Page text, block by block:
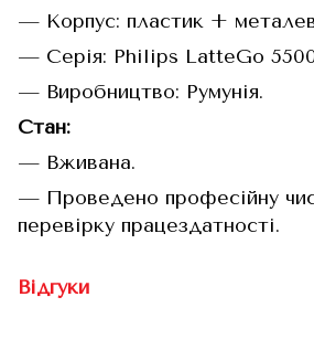
— Корпус: пластик +
— Серія: Philips LatteGo
— Виробництво: Румунія.
Стан:
— Вживана.
— Проведено професійну
перевірку працездатності.
Відгуки